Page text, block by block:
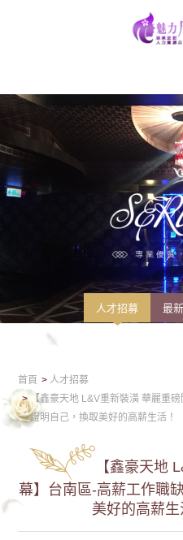
證明自己，換取美好的高薪生活！
人才招募 最
首頁
人才招募
【鑫豪天地 L&V重新裝潢 華麗重
證明自己，換取美好的高薪生活！
【鑫豪天地
幕】台南區-高薪工作職
美好的高薪